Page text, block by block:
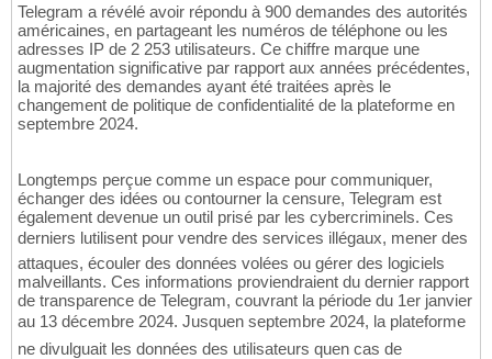
Telegram a révélé avoir répondu à 900 demandes des autorités
américaines, en partageant les numéros de téléphone ou les
adresses IP de 2 253 utilisateurs. Ce chiffre marque une
augmentation significative par rapport aux années précédentes,
la majorité des demandes ayant été traitées après le
changement de politique de confidentialité de la plateforme en
septembre 2024.
Longtemps perçue comme un espace pour communiquer,
échanger des idées ou contourner la censure, Telegram est
également devenue un outil prisé par les cybercriminels. Ces
derniers lutilisent pour vendre des services illégaux, mener des
attaques, écouler des données volées ou gérer des logiciels
malveillants. Ces informations proviendraient du dernier rapport
de transparence de Telegram, couvrant la période du 1er janvier
au 13 décembre 2024. Jusquen septembre 2024, la plateforme
ne divulguait les données des utilisateurs quen cas de